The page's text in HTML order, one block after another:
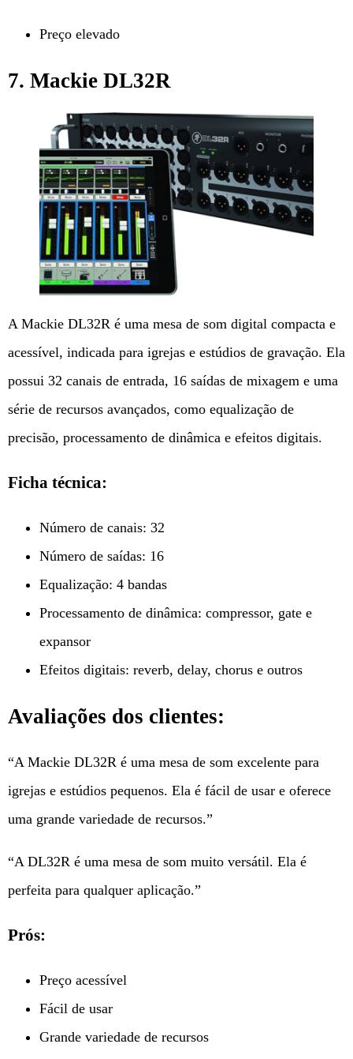
Preço elevado
7. Mackie DL32R
A Mackie DL32R é uma mesa de som digital compacta e
acessível, indicada para igrejas e estúdios de gravação. Ela
possui 32 canais de entrada, 16 saídas de mixagem e uma
série de recursos avançados, como equalização de
precisão, processamento de dinâmica e efeitos digitais.
Ficha técnica:
Número de canais: 32
Número de saídas: 16
Equalização: 4 bandas
Processamento de dinâmica: compressor, gate e
expansor
Efeitos digitais: reverb, delay, chorus e outros
Avaliações dos clientes:
“A Mackie DL32R é uma mesa de som excelente para
igrejas e estúdios pequenos. Ela é fácil de usar e oferece
uma grande variedade de recursos.”
“A DL32R é uma mesa de som muito versátil. Ela é
perfeita para qualquer aplicação.”
Prós:
Preço acessível
Fácil de usar
Grande variedade de recursos